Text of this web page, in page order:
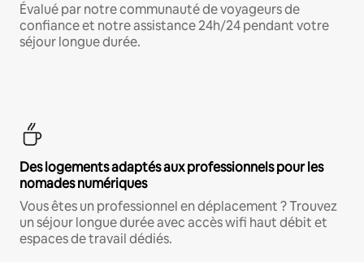
Évalué par notre communauté de voyageurs de
confiance et notre assistance 24h/24 pendant votre
séjour longue durée.
Des logements adaptés aux professionnels pour les
nomades numériques
Vous êtes un professionnel en déplacement ? Trouvez
un séjour longue durée avec accès wifi haut débit et
espaces de travail dédiés.